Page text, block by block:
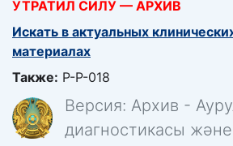
УТРАТИЛ СИЛУ — АРХИВ
Искать в актуальных
материалах
Также: P-P-018
Версия: Архив -
диагностикасы